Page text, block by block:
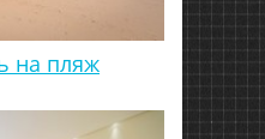
на пляж